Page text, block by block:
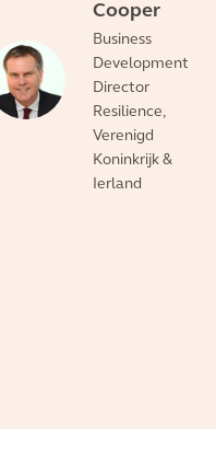
Cooper
Business
Development
Director
Resilience,
Verenigd
Koninkrijk &
Ierland